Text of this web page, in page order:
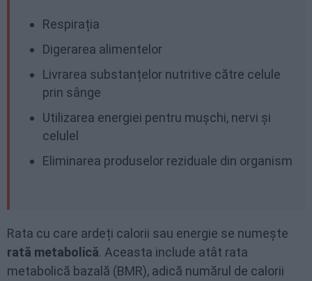
Respirația
Digerarea alimentelor
Livrarea substanțelor nutritive către celule
prin sânge
Utilizarea energiei pentru mușchi, nervi și
celulel
Eliminarea produselor reziduale din organism
Rata cu care ardeți calorii sau energie se numește
rată metabolică. Aceasta include atât rata
metabolică bazală (BMR), adică numărul de calorii